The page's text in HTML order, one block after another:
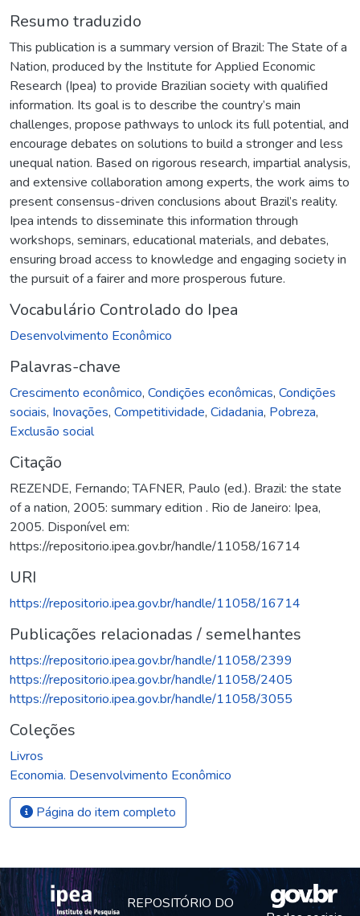
Resumo traduzido
This publication is a summary version of Brazil: The State of a
Nation, produced by the Institute for Applied Economic
Research (Ipea) to provide Brazilian society with qualified
information. Its goal is to describe the country’s main
challenges, propose pathways to unlock its full potential, and
encourage debates on solutions to build a stronger and less
unequal nation. Based on rigorous research, impartial analysis,
and extensive collaboration among experts, the work aims to
present consensus-driven conclusions about Brazil’s reality.
Ipea intends to disseminate this information through
workshops, seminars, educational materials, and debates,
ensuring broad access to knowledge and engaging society in
the pursuit of a fairer and more prosperous future.
Vocabulário Controlado do Ipea
Desenvolvimento Econômico
Palavras-chave
Crescimento econômico, Condições econômicas, Condições
sociais, Inovações, Competitividade, Cidadania, Pobreza,
Exclusão social
Citação
REZENDE, Fernando; TAFNER, Paulo (ed.). Brazil: the state
of a nation, 2005: summary edition . Rio de Janeiro: Ipea,
2005. Disponível em:
https://repositorio.ipea.gov.br/handle/11058/16714
URI
https://repositorio.ipea.gov.br/handle/11058/16714
Publicações relacionadas / semelhantes
https://repositorio.ipea.gov.br/handle/11058/2399
https://repositorio.ipea.gov.br/handle/11058/2405
https://repositorio.ipea.gov.br/handle/11058/3055
Coleções
Livros
Economia. Desenvolvimento Econômico
Página do item completo
REPOSITÓRIO DO